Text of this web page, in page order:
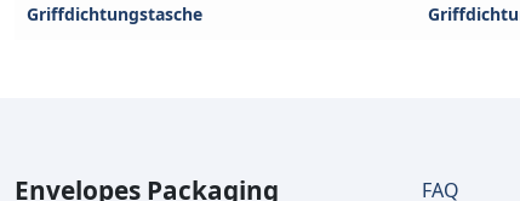
Griffdichtungstasche
Envelopes Packaging
FAQ